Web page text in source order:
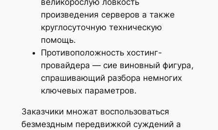
произведения серверов а также
круглосуточную техническую
помощь.
Противоположность хостинг-
провайдера — сие виновный фигура,
спрашивающий разбора немногих
ключевых параметров.
Заказчики множат воспользоваться
безмездным передвижкой суждений а